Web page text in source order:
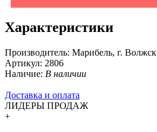
Характеристики
Производитель: Марибель, г. Волжск
Артикул: 2806
Наличие: В наличии
Доставка и оплата
ЛИДЕРЫ ПРОДАЖ
+